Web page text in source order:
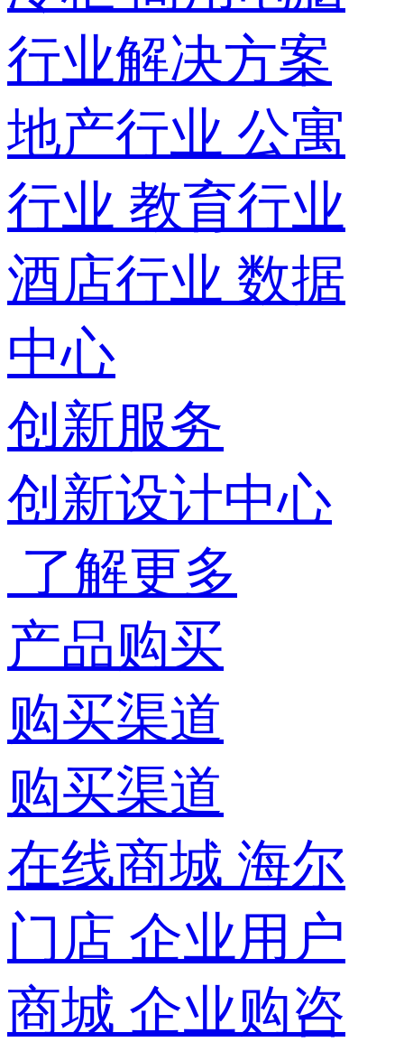
行业解决方案
地产行业 公寓
行业 教育行业
酒店行业 数据
中心
创新服务
创新设计中心
了解更多
产品购买
购买渠道
购买渠道
在线商城 海尔
门店 企业用户
商城 企业购咨